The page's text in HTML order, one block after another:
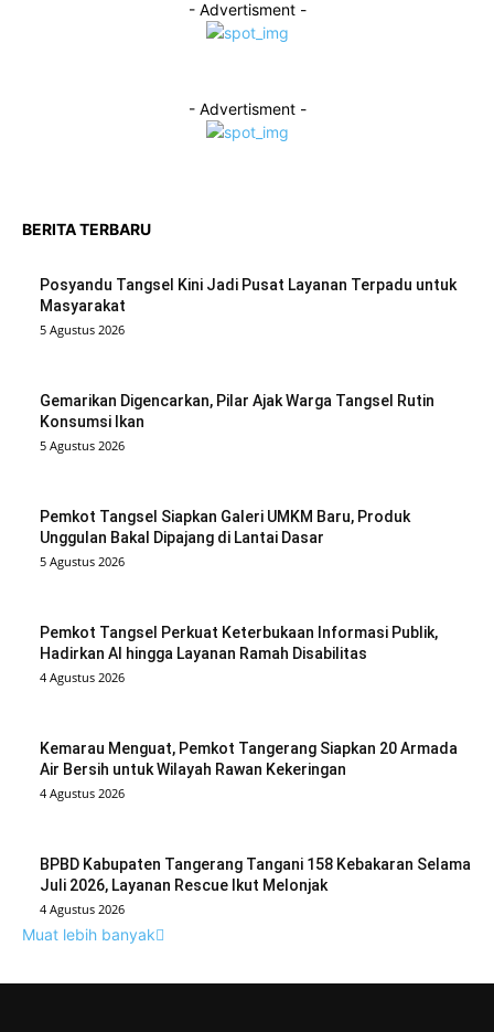
- Advertisment -
- Advertisment -
BERITA TERBARU
Posyandu Tangsel Kini Jadi Pusat Layanan Terpadu untuk
Masyarakat
5 Agustus 2026
Gemarikan Digencarkan, Pilar Ajak Warga Tangsel Rutin
Konsumsi Ikan
5 Agustus 2026
Pemkot Tangsel Siapkan Galeri UMKM Baru, Produk
Unggulan Bakal Dipajang di Lantai Dasar
5 Agustus 2026
Pemkot Tangsel Perkuat Keterbukaan Informasi Publik,
Hadirkan AI hingga Layanan Ramah Disabilitas
4 Agustus 2026
Kemarau Menguat, Pemkot Tangerang Siapkan 20 Armada
Air Bersih untuk Wilayah Rawan Kekeringan
4 Agustus 2026
BPBD Kabupaten Tangerang Tangani 158 Kebakaran Selama
Juli 2026, Layanan Rescue Ikut Melonjak
4 Agustus 2026
Muat lebih banyak